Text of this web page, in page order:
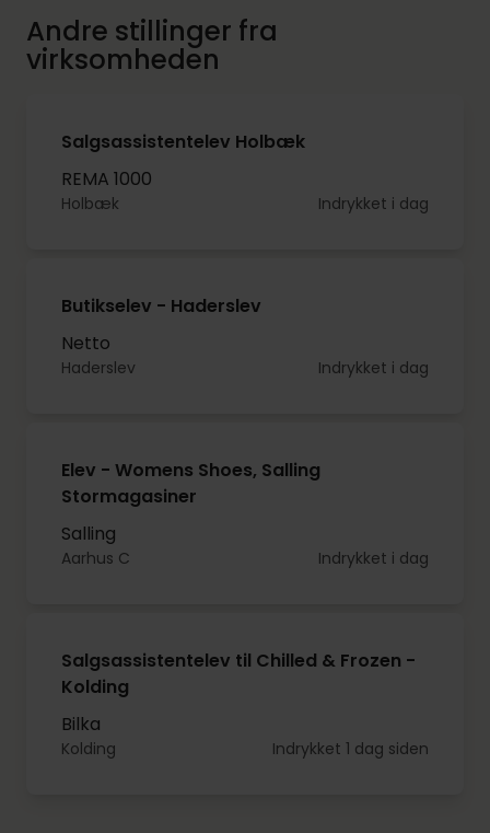
Andre stillinger fra
virksomheden
Salgsassistentelev Holbæk
REMA 1000
Holbæk Indrykket i dag
Butikselev - Haderslev
Netto
Haderslev Indrykket i dag
Elev - Womens Shoes, Salling
Stormagasiner
Salling
Aarhus C Indrykket i dag
Salgsassistentelev til Chilled & Frozen -
Kolding
Bilka
Kolding Indrykket 1 dag siden